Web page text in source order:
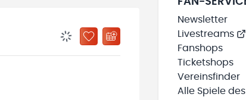
BENACHRICHTIGUNGSSTATUS WIRD GELADEN
ZU „MEINE TEAMS“ HINZUFÜGEN
Newsletter
Livestreams
Fanshops
Ticketshops
Vereinsfinder
Alle Spiele